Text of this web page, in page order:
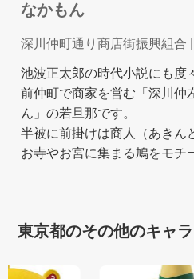
なかもん
深川仲町通り商店街振興組合
池波正太郎の時代小説にも度
前仲町で商家を営む「深川仲
ん」の若旦那です。
半被に前掛けは商人（あきん
お寺やお宮に集まる鳩をモチ
東京都のその他のキャ